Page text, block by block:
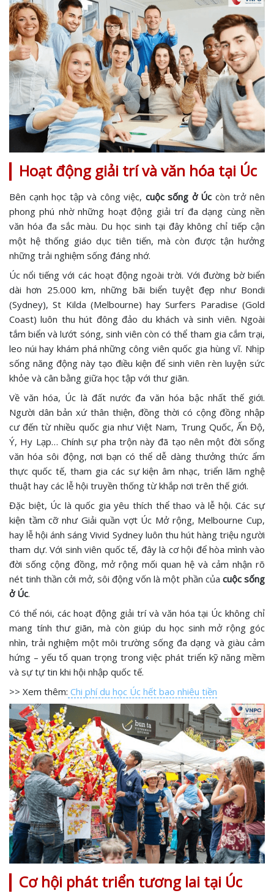
Hoạt động giải trí và văn hóa tại Úc
Bên cạnh học tập và công việc, cuộc sống ở Úc còn trở nên
phong phú nhờ những hoạt động giải trí đa dạng cùng nền
văn hóa đa sắc màu. Du học sinh tại đây không chỉ tiếp cận
một hệ thống giáo dục tiên tiến, mà còn được tận hưởng
những trải nghiệm sống đáng nhớ.
Úc nổi tiếng với các hoạt động ngoài trời. Với đường bờ biển
dài hơn 25.000 km, những bãi biển tuyệt đẹp như Bondi
(Sydney), St Kilda (Melbourne) hay Surfers Paradise (Gold
Coast) luôn thu hút đông đảo du khách và sinh viên. Ngoài
tắm biển và lướt sóng, sinh viên còn có thể tham gia cắm trại,
leo núi hay khám phá những công viên quốc gia hùng vĩ. Nhịp
sống năng động này tạo điều kiện để sinh viên rèn luyện sức
khỏe và cân bằng giữa học tập với thư giãn.
Về văn hóa, Úc là đất nước đa văn hóa bậc nhất thế giới.
Người dân bản xứ thân thiện, đồng thời có cộng đồng nhập
cư đến từ nhiều quốc gia như Việt Nam, Trung Quốc, Ấn Độ,
Ý, Hy Lạp… Chính sự pha trộn này đã tạo nên một đời sống
văn hóa sôi động, nơi bạn có thể dễ dàng thưởng thức ẩm
thực quốc tế, tham gia các sự kiện âm nhạc, triển lãm nghệ
thuật hay các lễ hội truyền thống từ khắp nơi trên thế giới.
Đặc biệt, Úc là quốc gia yêu thích thể thao và lễ hội. Các sự
kiện tầm cỡ như Giải quần vợt Úc Mở rộng, Melbourne Cup,
hay lễ hội ánh sáng Vivid Sydney luôn thu hút hàng triệu người
tham dự. Với sinh viên quốc tế, đây là cơ hội để hòa mình vào
đời sống cộng đồng, mở rộng mối quan hệ và cảm nhận rõ
nét tinh thần cởi mở, sôi động vốn là một phần của cuộc sống
ở Úc.
Có thể nói, các hoạt động giải trí và văn hóa tại Úc không chỉ
mang tính thư giãn, mà còn giúp du học sinh mở rộng góc
nhìn, trải nghiệm một môi trường sống đa dạng và giàu cảm
hứng – yếu tố quan trọng trong việc phát triển kỹ năng mềm
và sự tự tin khi hội nhập quốc tế.
>> Xem thêm: Chi phí du học Úc hết bao nhiêu tiền
Cơ hội phát triển tương lai tại Úc